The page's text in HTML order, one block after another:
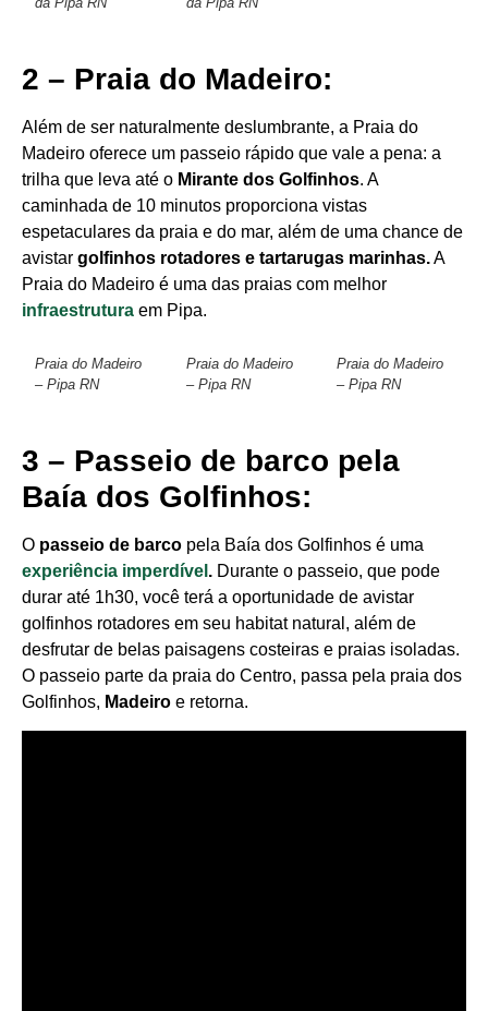
2 – Praia do Madeiro:
Além de ser naturalmente deslumbrante, a Praia do
Madeiro oferece um passeio rápido que vale a pena: a
trilha que leva até o Mirante dos Golfinhos. A
caminhada de 10 minutos proporciona vistas
espetaculares da praia e do mar, além de uma chance de
avistar golfinhos rotadores e tartarugas marinhas.A
Praia do Madeiro é uma das praias com melhor
infraestrutura em Pipa.
Praia do Madeiro
– Pipa RN
Praia do Madeiro
– Pipa RN
Praia do Madeiro
– Pipa RN
3 – Passeio de barco pela
Baía dos Golfinhos:
O passeio de barco pela Baía dos Golfinhos é uma
experiência imperdível . Durante o passeio, que pode
durar até 1h30, você terá a oportunidade de avistar
golfinhos rotadores em seu habitat natural, além de
desfrutar de belas paisagens costeiras e praias isoladas.
O passeio parte da praia do Centro, passa pela praia dos
Golfinhos, Madeiro e retorna.